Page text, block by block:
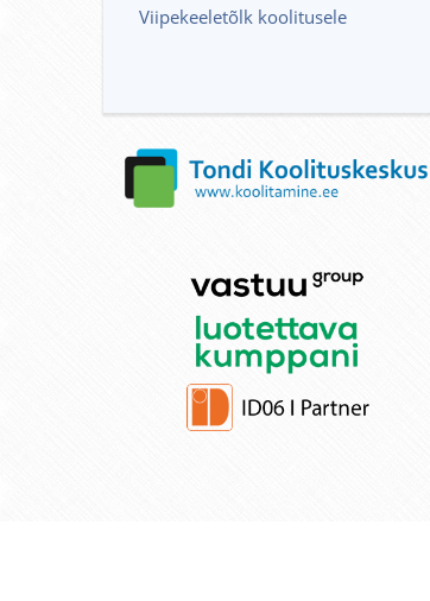
Viipekeeletõlk koolitusele